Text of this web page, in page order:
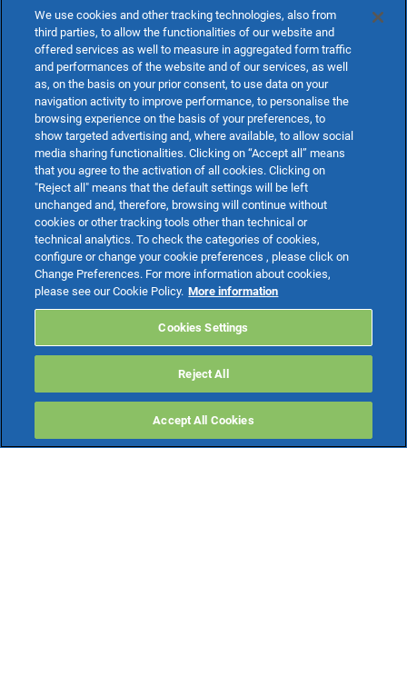
SCARICA LA SCHEDA
We use cookies and other tracking technologies, also from
third parties, to allow the functionalities of our website and
offered services as well to measure in aggregated form traffic
and performances of the website and of our services, as well
as, on the basis on your prior consent, to use data on your
navigation activity to improve performance, to personalise the
browsing experience on the basis of your preferences, to
show targeted advertising and, where available, to allow social
media sharing functionalities. Clicking on “Accept all” means
that you agree to the activation of all cookies. Clicking on
"Reject all" means that the default settings will be left
unchanged and, therefore, browsing will continue without
cookies or other tracking tools other than technical or
technical analytics. To check the categories of cookies,
configure or change your cookie preferences , please click on
Change Preferences. For more information about cookies,
please see our Cookie Policy. More information
Cookies Settings
Reject All
Accept All Cookies